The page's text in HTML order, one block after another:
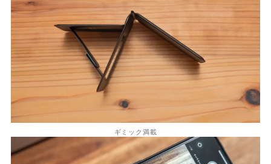
ギミック満載